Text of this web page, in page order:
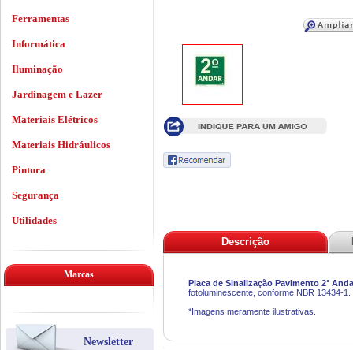
Descrição
Placa de Sinalização Pavimento 2°
fotoluminescente, conforme NBR 13434-1.
*Imagens meramente ilustrativas.
Ferramentas
Informática
Iluminação
Jardinagem e Lazer
Materiais Elétricos
Materiais Hidráulicos
Pintura
Segurança
Utilidades
Marcas
Newsletter